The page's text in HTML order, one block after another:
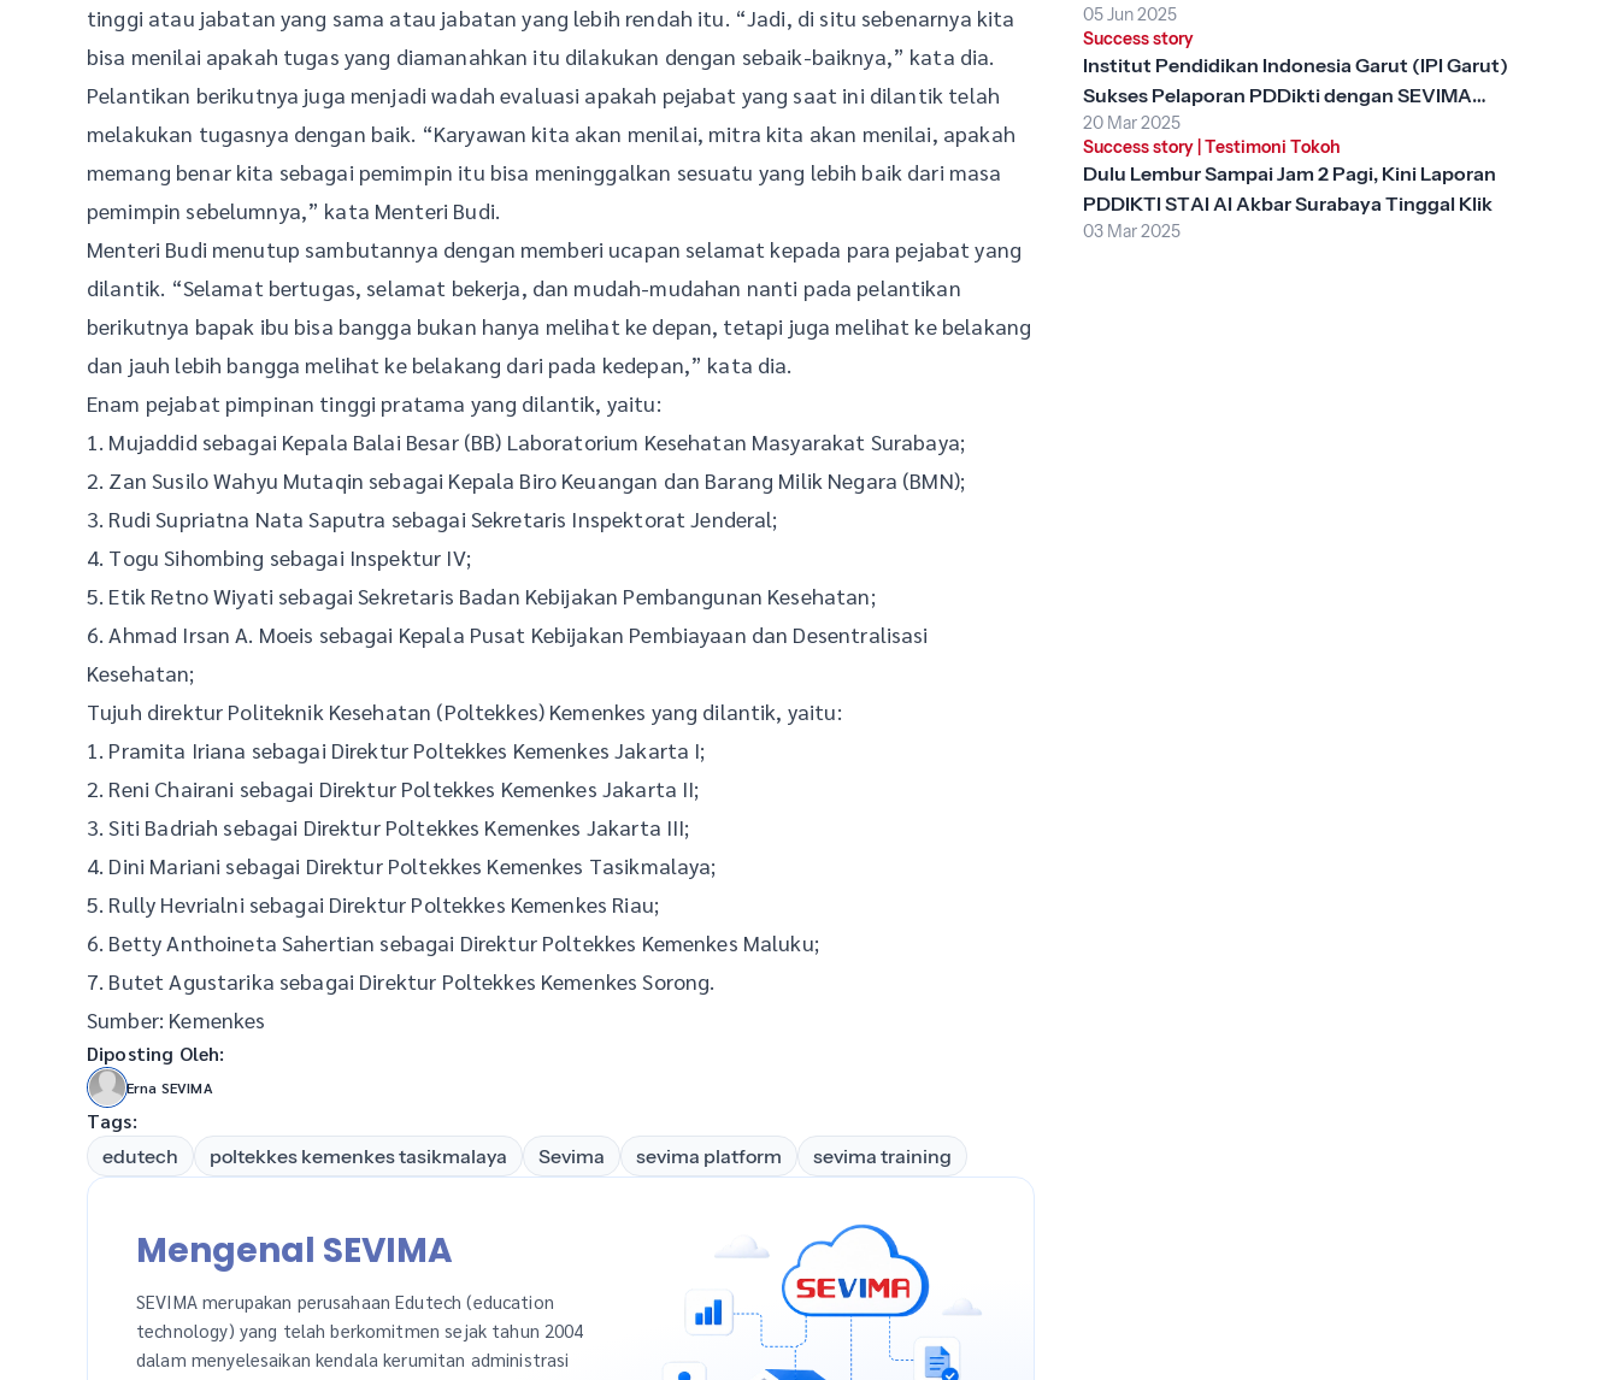
tinggi atau jabatan yang sama atau jabatan yang lebih rendah itu. “Jadi, di situ sebenarnya kita
bisa menilai apakah tugas yang diamanahkan itu dilakukan dengan sebaik-baiknya,” kata dia.
Pelantikan berikutnya juga menjadi wadah evaluasi apakah pejabat yang saat ini dilantik telah
melakukan tugasnya dengan baik. “Karyawan kita akan menilai, mitra kita akan menilai, apakah
memang benar kita sebagai pemimpin itu bisa meninggalkan sesuatu yang lebih baik dari masa
pemimpin sebelumnya,” kata Menteri Budi.
Menteri Budi menutup sambutannya dengan memberi ucapan selamat kepada para pejabat yang
dilantik. “Selamat bertugas, selamat bekerja, dan mudah-mudahan nanti pada pelantikan
berikutnya bapak ibu bisa bangga bukan hanya melihat ke depan, tetapi juga melihat ke belakang
dan jauh lebih bangga melihat ke belakang dari pada kedepan,” kata dia.
Enam pejabat pimpinan tinggi pratama yang dilantik, yaitu:
1. Mujaddid sebagai Kepala Balai Besar (BB) Laboratorium Kesehatan Masyarakat Surabaya;
2. Zan Susilo Wahyu Mutaqin sebagai Kepala Biro Keuangan dan Barang Milik Negara (BMN);
3. Rudi Supriatna Nata Saputra sebagai Sekretaris Inspektorat Jenderal;
4. Togu Sihombing sebagai Inspektur IV;
5. Etik Retno Wiyati sebagai Sekretaris Badan Kebijakan Pembangunan Kesehatan;
6. Ahmad Irsan A. Moeis sebagai Kepala Pusat Kebijakan Pembiayaan dan Desentralisasi
Kesehatan;
Tujuh direktur Politeknik Kesehatan (Poltekkes) Kemenkes yang dilantik, yaitu:
1. Pramita Iriana sebagai Direktur Poltekkes Kemenkes Jakarta I;
2. Reni Chairani sebagai Direktur Poltekkes Kemenkes Jakarta II;
3. Siti Badriah sebagai Direktur Poltekkes Kemenkes Jakarta III;
4. Dini Mariani sebagai Direktur Poltekkes Kemenkes Tasikmalaya;
5. Rully Hevrialni sebagai Direktur Poltekkes Kemenkes Riau;
6. Betty Anthoineta Sahertian sebagai Direktur Poltekkes Kemenkes Maluku;
7. Butet Agustarika sebagai Direktur Poltekkes Kemenkes Sorong.
Sumber: Kemenkes
Diposting Oleh:
Erna SEVIMA
Tags:
edutech poltekkes kemenkes tasikmalaya Sevima sevima platform sevima training
Mengenal SEVIMA
SEVIMA merupakan perusahaan Edutech (education
technology) yang telah berkomitmen sejak tahun 2004
dalam menyelesaikan kendala kerumitan administrasi
Keperawatan dengan SEVIMA Platform
05 Jun 2025
Success story
Institut Pendidikan Indonesia Garut (IPI Garut)
Sukses Pelaporan PDDikti dengan SEVIMA
Platform
20 Mar 2025
Success story| Testimoni Tokoh
Dulu Lembur Sampai Jam 2 Pagi, Kini Laporan
PDDIKTI STAI Al Akbar Surabaya Tinggal Klik
03 Mar 2025